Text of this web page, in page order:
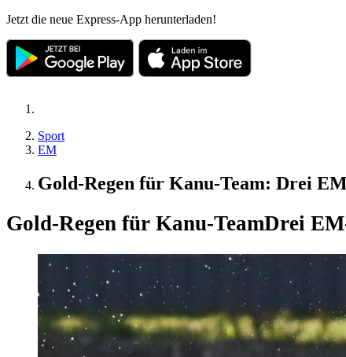
Jetzt die neue Express-App herunterladen!
Sport
EM
Gold-Regen für Kanu-Team: Drei
Gold-Regen für Kanu-TeamDrei